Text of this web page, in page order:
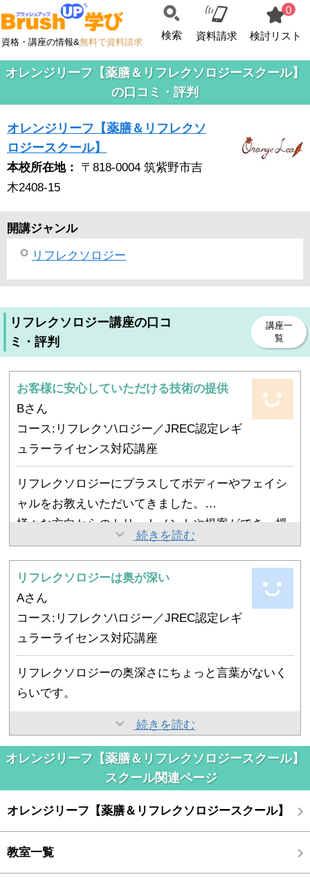
資格・講座の情報&無料で資料請求
検索 資料請求
0
検討リスト
オレンジリーフ【薬膳＆リフレクソロジースクール】
の口コミ・評判
オレンジリーフ【薬膳＆リフレクソ
ロジースクール】
本校所在地：
〒818-0004 筑紫野市吉
木2408-15
開講ジャンル
リフレクソロジー
リフレクソロジー講座の口コ
ミ・評判
講座一
覧
お客様に安心していただける技術の提供
Bさん
コース:リフレクソ\ロジー／JREC認定レギ
ュラーライセンス対応講座
リフレクソロジーにプラスしてボディーやフェイシ
ャルをお教えいただいてきました。
様々な方向からのトリートメントや提案ができ、授
業のおかげで、なぜ？なぜ？の習慣ができ、そこで
得た知識によりクライアントに安心していただけた
ということです。
恵里先生のスクールで学べたことに心より感謝して
これからも学びを止めず、精進してまいります！
先生、これからもどうぞよろしくお願いいたしま
す！
続きを読む
リフレクソロジーは奥が深い
Aさん
コース:リフレクソ\ロジー／JREC認定レギ
ュラーライセンス対応講座
リフレクソロジーの奥深さにちょっと言葉がないく
らいです。
これを教えて頂ける先生に巡り会えたことにほんと
に感謝です
また来月もよろしくお願い致します！
続きを読む
オレンジリーフ【薬膳＆リフレクソロジースクール】
スクール関連ページ
オレンジリーフ【薬膳＆リフレクソロジースクール】
教室一覧